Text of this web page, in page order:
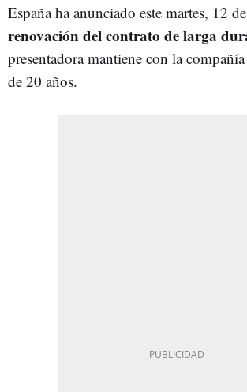
España ha anunciado este martes, 12
renovación del contrato de larga
presentadora mantiene con la compañía
de 20 años.